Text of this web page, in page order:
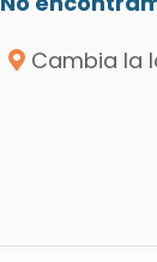
Cambia la